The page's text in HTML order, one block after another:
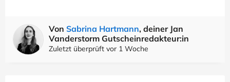
Von Sabrina Hartmann, deiner Jan
Vanderstorm Gutscheinredakteur:in
Zuletzt überprüft vor 1 Woche